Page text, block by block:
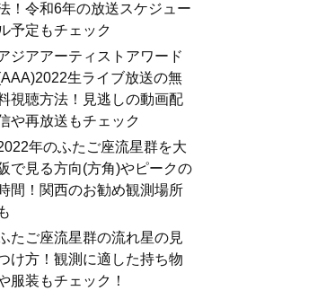
！令和6年の放送スケジュー
予定もチェック
ジアアーティストアワード
生ライブ放送の無
視聴方法！見逃しの動画配
や再放送もチェック
年のふたご座流星群を大
で見る方向(方角)やピークの
間！関西のお勧め観測場所
も
たご座流星群の流れ星の見
け方！観測に適した持ち物
服装もチェック！